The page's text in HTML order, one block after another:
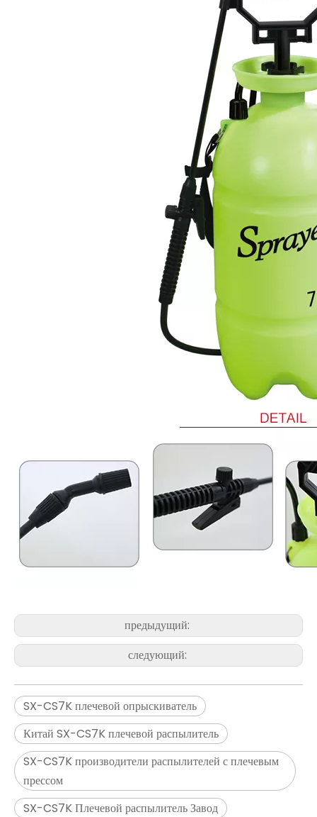
предыдущий:
следующий:
SX-CS7K плечевой опрыскиватель
Китай SX-CS7K плечевой распылитель
SX-CS7K производители распылителей с плечевым
прессом
SX-CS7K Плечевой распылитель Завод